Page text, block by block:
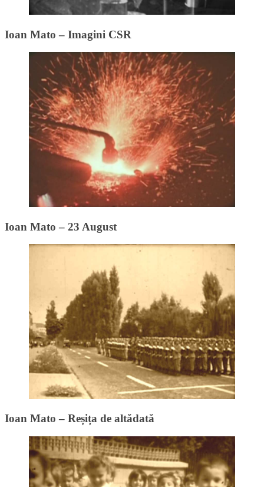
Ioan Mato – Imagini CSR
Ioan Mato – 23 August
Ioan Mato – Reșița de altădată